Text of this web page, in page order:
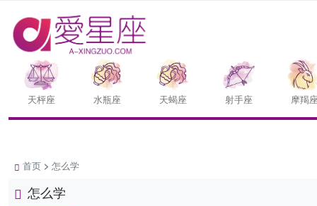
天枰座 水瓶座 天蝎座 射手座 摩羯
首页 > 怎么学
怎么学